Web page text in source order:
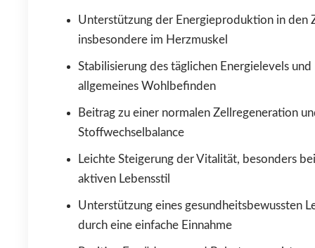
Unterstützung der Energieproduktion in den
insbesondere im Herzmuskel
Stabilisierung des täglichen Energielevels und
allgemeines Wohlbefinden
Beitrag zu einer normalen Zellregeneration
Stoffwechselbalance
Leichte Steigerung der Vitalität, besonders
aktiven Lebensstil
Unterstützung eines gesundheitsbewussten
durch eine einfache Einnahme